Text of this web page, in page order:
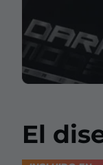
El